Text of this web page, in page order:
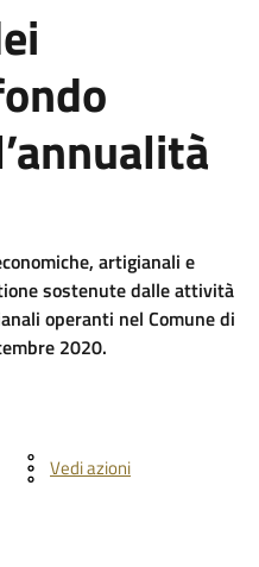
artigianali e
sostenute dalle attività
operanti nel Comune di
2020.
Vedi azioni